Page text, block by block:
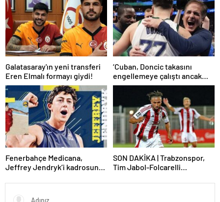
Galatasaray'ın yeni transferi
Eren Elmalı formayı giydi!
‘Cuban, Doncic takasını
engellemeye çalıştı ancak
geç kaldı’ iddiası! NBA
Fenerbahçe Medicana,
Jeffrey Jendryk’i kadrosuna
SON DAKİKA | Trabzonspor,
Tim Jabol-Folcarelli